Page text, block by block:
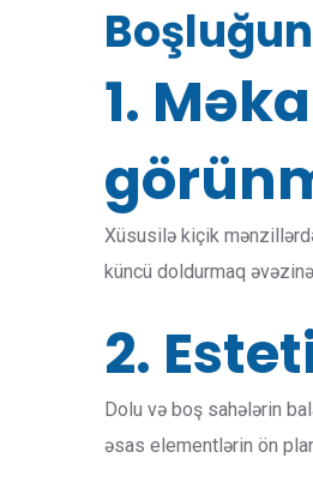
1.
Xüsusilə kiçik
küncü doldurmaq
2.
Dolu və boş sahələrin
əsas elementlərin ön